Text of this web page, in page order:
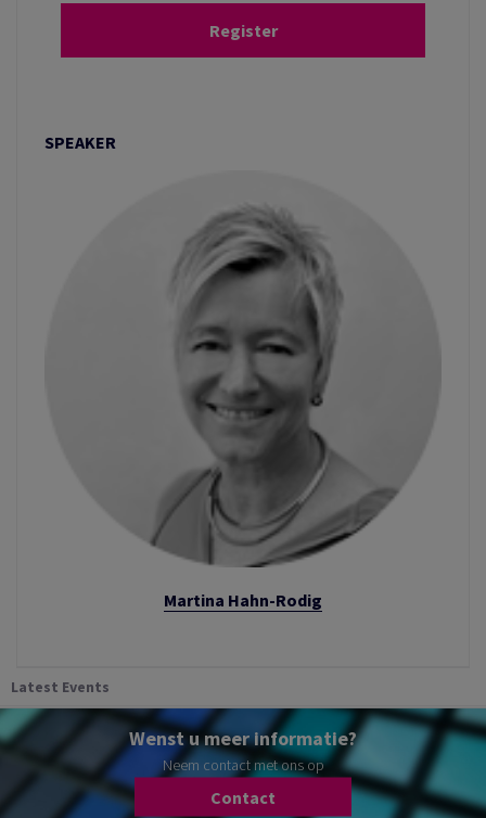
Register
SPEAKER
Martina Hahn-Rodig
Latest Events
Wenst u meer informatie?
Neem contact met ons op
Contact